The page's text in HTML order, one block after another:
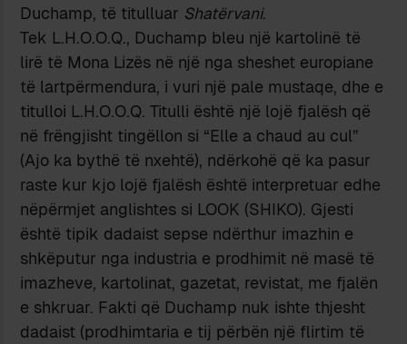
Duchamp, të titulluar Shatërvani.
Tek L.H.O.O.Q., Duchamp bleu një kartolinë të
lirë të Mona Lizës në një nga sheshet europiane
të lartpërmendura, i vuri një pale mustaqe, dhe e
titulloi L.H.O.O.Q. Titulli është një lojë fjalësh që
në frëngjisht tingëllon si “Elle a chaud au cul”
(Ajo ka bythë të nxehtë), ndërkohë që ka pasur
raste kur kjo lojë fjalësh është interpretuar edhe
nëpërmjet anglishtes si LOOK (SHIKO). Gjesti
është tipik dadaist sepse ndërthur imazhin e
shkëputur nga industria e prodhimit në masë të
imazheve, kartolinat, gazetat, revistat, me fjalën
e shkruar. Fakti që Duchamp nuk ishte thjesht
dadaist (prodhimtaria e tij përbën një flirtim të